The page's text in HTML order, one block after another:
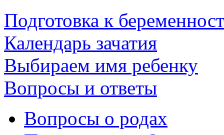
Подготовка к
Календарь зачатия
Выбираем имя ребенку
Вопросы и ответы
Вопросы о родах